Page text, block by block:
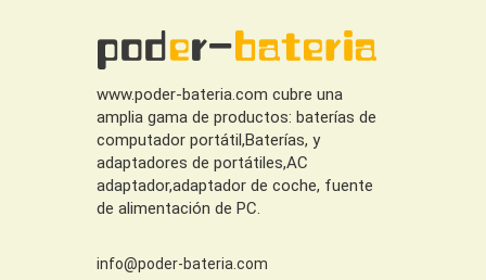
www.poder-bateria.com cubre una
amplia gama de productos: baterías de
computador portátil,Baterías, y
adaptadores de portátiles,AC
adaptador,adaptador de coche, fuente
de alimentación de PC.
info@poder-bateria.com